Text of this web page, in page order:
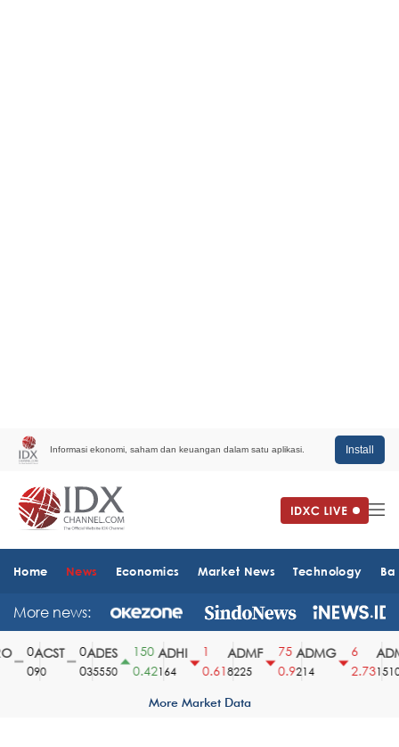
Informasi ekonomi, saham dan keuangan dalam satu aplikasi. Install
Home News Economics Market News Technology
More news:
ACST
90
ADES
35550
150
0.42
ADHI
164
0.61
ADMF
8225
75
0.9
ADMG
214
2.731510
More Market Data